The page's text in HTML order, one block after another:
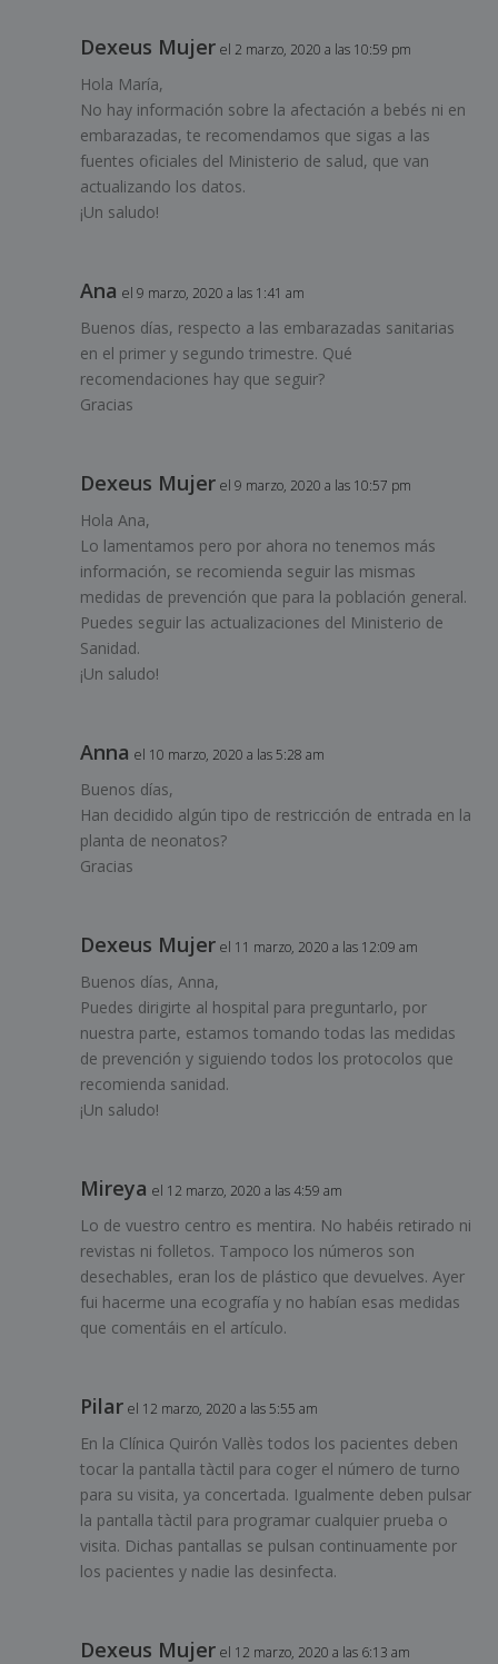
Dexeus Mujer el 2 marzo, 2020 a las 10:59 pm
Hola María,
No hay información sobre la afectación a bebés ni en
embarazadas, te recomendamos que sigas a las
fuentes oficiales del Ministerio de salud, que van
actualizando los datos.
¡Un saludo!
Ana el 9 marzo, 2020 a las 1:41 am
Buenos días, respecto a las embarazadas sanitarias
en el primer y segundo trimestre. Qué
recomendaciones hay que seguir?
Gracias
Dexeus Mujer el 9 marzo, 2020 a las 10:57 pm
Hola Ana,
Lo lamentamos pero por ahora no tenemos más
información, se recomienda seguir las mismas
medidas de prevención que para la población general.
Puedes seguir las actualizaciones del Ministerio de
Sanidad.
¡Un saludo!
Anna el 10 marzo, 2020 a las 5:28 am
Buenos días,
Han decidido algún tipo de restricción de entrada en la
planta de neonatos?
Gracias
Dexeus Mujer el 11 marzo, 2020 a las 12:09 am
Buenos días, Anna,
Puedes dirigirte al hospital para preguntarlo, por
nuestra parte, estamos tomando todas las medidas
de prevención y siguiendo todos los protocolos que
recomienda sanidad.
¡Un saludo!
Mireya el 12 marzo, 2020 a las 4:59 am
Lo de vuestro centro es mentira. No habéis retirado ni
revistas ni folletos. Tampoco los números son
desechables, eran los de plástico que devuelves. Ayer
fui hacerme una ecografía y no habían esas medidas
que comentáis en el artículo.
Pilar el 12 marzo, 2020 a las 5:55 am
En la Clínica Quirón Vallès todos los pacientes deben
tocar la pantalla tàctil para coger el número de turno
para su visita, ya concertada. Igualmente deben pulsar
la pantalla tàctil para programar cualquier prueba o
visita. Dichas pantallas se pulsan continuamente por
los pacientes y nadie las desinfecta.
Dexeus Mujer el 12 marzo, 2020 a las 6:13 am